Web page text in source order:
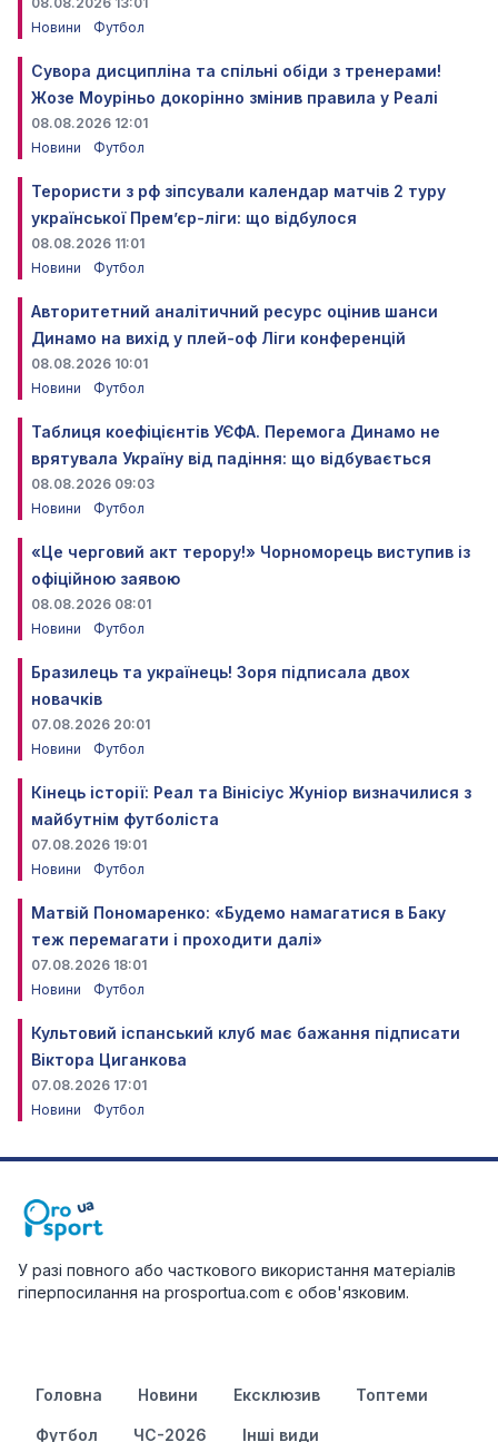
Новини
Футбол
Сувора дисципліна та спільні обіди з тренерами!
Жозе Моуріньо докорінно змінив правила у Реалі
08.08.2026 12:01
Новини
Футбол
Терористи з рф зіпсували календар матчів 2 туру
української Прем’єр-ліги: що відбулося
08.08.2026 11:01
Новини
Футбол
Авторитетний аналітичний ресурс оцінив шанси
Динамо на вихід у плей-оф Ліги конференцій
08.08.2026 10:01
Новини
Футбол
Таблиця коефіцієнтів УЄФА. Перемога Динамо не
врятувала Україну від падіння: що відбувається
08.08.2026 09:03
Новини
Футбол
«Це черговий акт терору!» Чорноморець виступив із
офіційною заявою
08.08.2026 08:01
Новини
Футбол
Бразилець та українець! Зоря підписала двох
новачків
07.08.2026 20:01
Новини
Футбол
Кінець історії: Реал та Вінісіус Жуніор визначилися з
майбутнім футболіста
07.08.2026 19:01
Новини
Футбол
Матвій Пономаренко: «Будемо намагатися в Баку
теж перемагати і проходити далі»
07.08.2026 18:01
Новини
Футбол
Культовий іспанський клуб має бажання підписати
Віктора Циганкова
07.08.2026 17:01
Новини
Футбол
У разі повного або часткового використання матеріалів
гіперпосилання на prosportua.com є обов'язковим.
Головна Новини Ексклюзив Топтеми
Футбол ЧС-2026 Інші види